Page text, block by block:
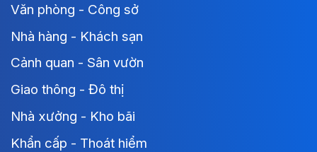
Văn phòng - Công sở
Nhà hàng - Khách sạn
Cảnh quan - Sân vườn
Giao thông - Đô thị
Nhà xưởng - Kho bãi
Khẩn cấp - Thoát hiểm